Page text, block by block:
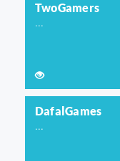
TwoGamers
...
DafalGames
...